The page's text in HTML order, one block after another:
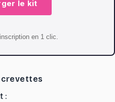
le kit
en 1 clic.
crevettes
: